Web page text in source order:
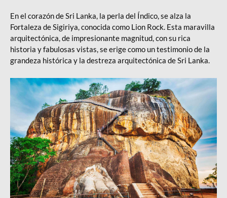
En el corazón de Sri Lanka, la perla del Índico, se alza la
Fortaleza de Sigiriya, conocida como Lion Rock. Esta maravilla
arquitectónica, de impresionante magnitud, con su rica
historia y fabulosas vistas, se erige como un testimonio de la
grandeza histórica y la destreza arquitectónica de Sri Lanka.